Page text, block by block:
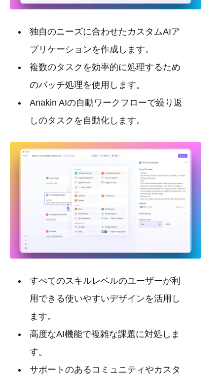
独自のニーズに合わせたカスタムAIア
プリケーションを作成します。
複数のタスクを効率的に処理するため
のバッチ処理を使用します。
Anakin AIの自動ワークフローで繰り返
しのタスクを自動化します。
すべてのスキルレベルのユーザーが利
用できる使いやすいデザインを活用し
ます。
高度なAI機能で複雑な課題に対処しま
す。
サポートのあるコミュニティやカスタ